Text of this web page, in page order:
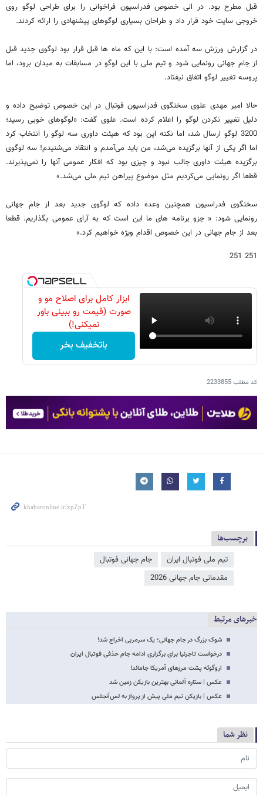
قبل مطرح بود. در انی خصوص فدراسیون فراخوانی را برای طراحی لوگو روی
خروجی سایت خود قرار داد و طراحان بسیاری لوگوهای پیشنهادی را ارائه کردند.
در گزارش ورزش سه آمده است: با این که ماه ها قبل قرار بود لوگوی جدید قبل
از جام جهانی رونمایی شود و تیم ملی با این لوگو در مسابقات به میدان برود، اما
پروسه تغییر لوگو اتفاق نیفتاد.
حالا امیر مهدی علوی سخنگوی فدراسیون فوتبال در این خصوص توضیح داده و
دلیل تغییر نکردن لوگو را اعلام کرده است. علوی گفت: «لوگوهای خوبی رسید؛
3200 لوگو ارسال شد، اما نکته این بود که هیئت داوری سه لوگو را انتخاب کرد
اما اگر یکی از آنها برگزیده می‌شد، من باید می‌آمدم و انتقاد می‌شنیدم! سه لوگوی
برگزیده هیئت داوری جالب نبود و چیزی بود که افکار عمومی آنها را نمی‌پذیرند.
قطعا اگر رونمایی می‌کردیم مثل موضوع پیراهن تیم ملی می‌شد.»
سخنگوی فدراسیون همچنین وعده داده که لوگوی جدید بعد از جام جهانی
رونمایی شود: « جزو برنامه های ما این است که به آرای عمومی بگذاریم. قطعا
بعد از جام جهانی در این خصوص اقدام ویژه خواهیم کرد.»
251 251
ابزار کامل برای اصلاح مو و
صورت (قیمت رو ببینی باور
نمیکنی!)
باتخفیف بخر
کد مطلب2233855
برچسب‌ها
تیم ملی فوتبال ایران
جام جهانی فوتبال
مقدماتی جام جهانی 2026
خبرهای مرتبط
شوک بزرگ در جام جهانی؛ یک سرمربی اخراج شد!
درخواست تاجرنیا برای برگزاری ادامه جام حذفی فوتبال ایران
اروگوئه پشت مرزهای آمریکا جاماند!
عکس | ستاره آلمانی بهترین بازیکن زمین شد
عکس | بازیکن تیم ملی پیش از پرواز به لس‌آنجلس
نظر شما